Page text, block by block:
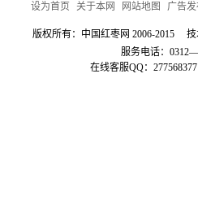
设为首页 关于本网 网站地图 广告发
版权所有：中国红枣网 2006-2015
服务电话：
在线客服QQ：